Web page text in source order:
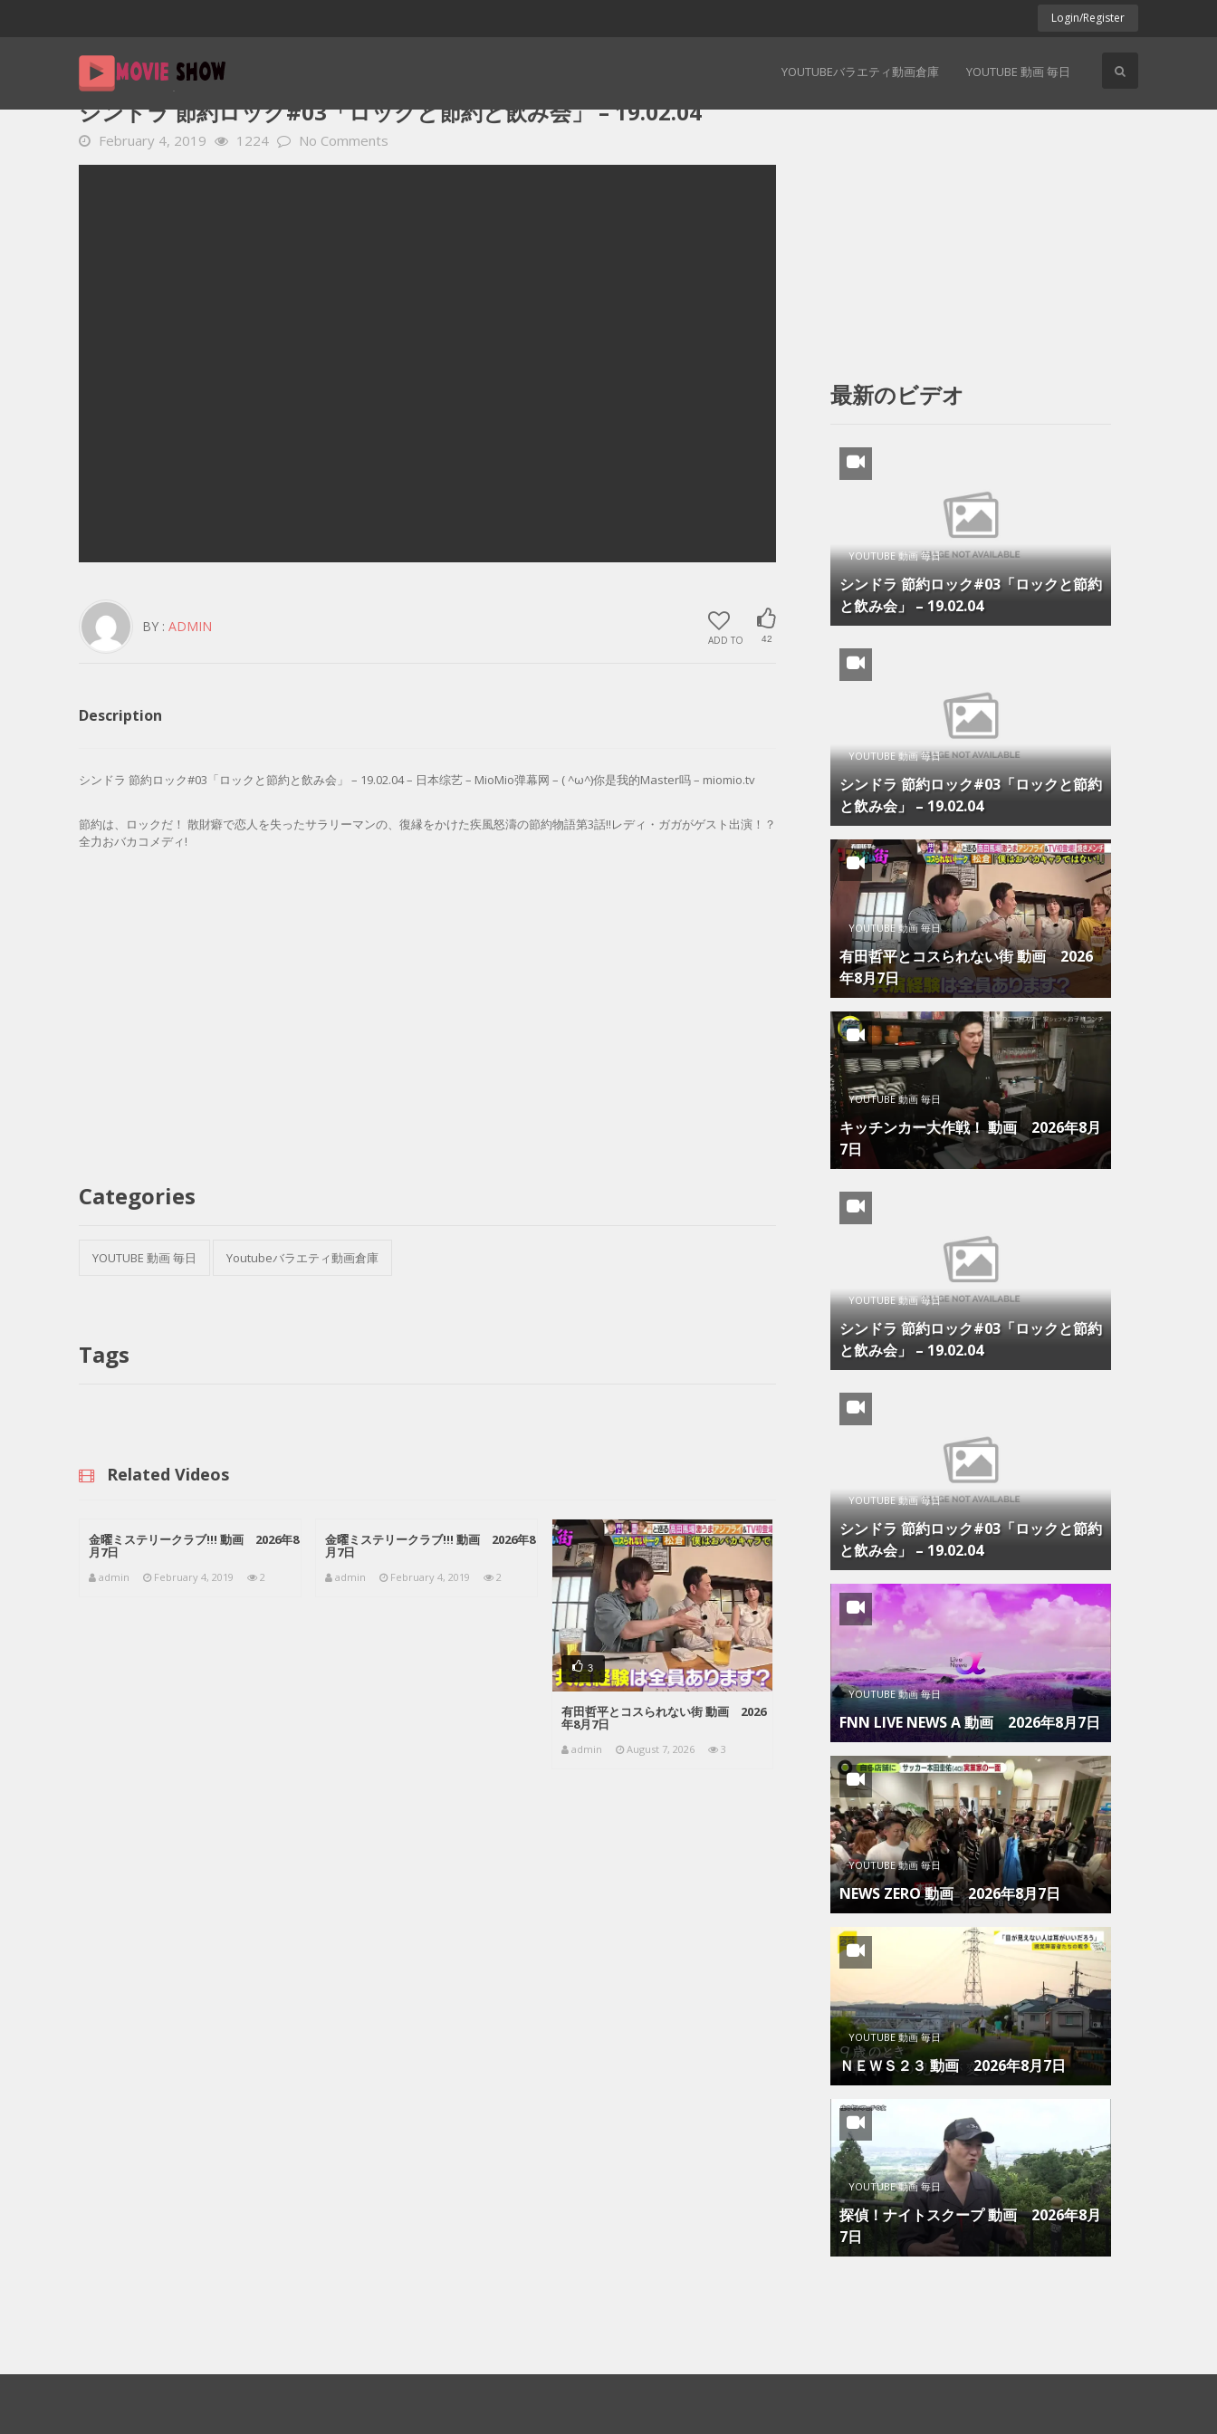
Login/Register
YOUTUBEバラエティ動画倉庫 YOUTUBE 動画 毎日
Home
シンドラ 節約ロック#03「ロックと節約と飲み会」 – 19.02.04
February 4, 2019 1224 No Comments
ADD TO 42
BY : ADMIN
Description
シンドラ 節約ロック#03「ロックと節約と飲み会」 – 19.02.04 – 日本综艺 – MioMio弹幕网 – ( ^ω^)你是我的Master吗 – miomio.tv
節約は、ロックだ！ 散財癖で恋人を失ったサラリーマンの、復縁をかけた疾風怒濤の節約物語第3話!!レディ・ガガがゲスト出演！？
全力おバカコメディ!
Categories
YOUTUBE 動画 毎日 Youtubeバラエティ動画倉庫
Tags
Related Videos
金曜ミステリークラブ!!! 動画 2026年8
月7日
admin February 4, 2019 2
金曜ミステリークラブ!!! 動画 2026年8
月7日
admin February 4, 2019 2
3
有田哲平とコスられない街 動画 2026
年8月7日
admin August 7, 2026 3
最新のビデオ
YOUTUBE 動画 毎日
シンドラ 節約ロック#03「ロックと節約
と飲み会」 – 19.02.04
YOUTUBE 動画 毎日
シンドラ 節約ロック#03「ロックと節約
と飲み会」 – 19.02.04
YOUTUBE 動画 毎日
有田哲平とコスられない街 動画 2026
年8月7日
YOUTUBE 動画 毎日
キッチンカー大作戦！ 動画 2026年8月
7日
YOUTUBE 動画 毎日
シンドラ 節約ロック#03「ロックと節約
と飲み会」 – 19.02.04
YOUTUBE 動画 毎日
シンドラ 節約ロック#03「ロックと節約
と飲み会」 – 19.02.04
YOUTUBE 動画 毎日
FNN LIVE NEWS Α 動画 2026年8月7日
YOUTUBE 動画 毎日
NEWS ZERO 動画 2026年8月7日
YOUTUBE 動画 毎日
ＮＥＷＳ２３ 動画 2026年8月7日
YOUTUBE 動画 毎日
探偵！ナイトスクープ 動画 2026年8月
7日